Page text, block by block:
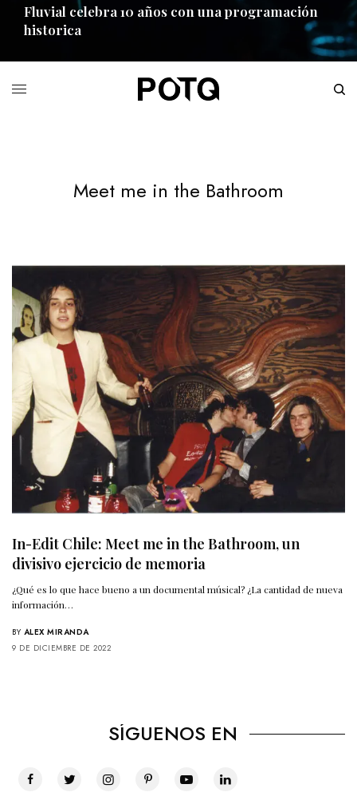
Fluvial celebra 10 años con una programación
historica
Meet me in the Bathroom
In-Edit Chile: Meet me in the Bathroom, un
divisivo ejercicio de memoria
¿Qué es lo que hace bueno a un documental músical? ¿La cantidad de nueva
información…
BY ALEX MIRANDA
9 DE DICIEMBRE DE 2022
SÍGUENOS EN